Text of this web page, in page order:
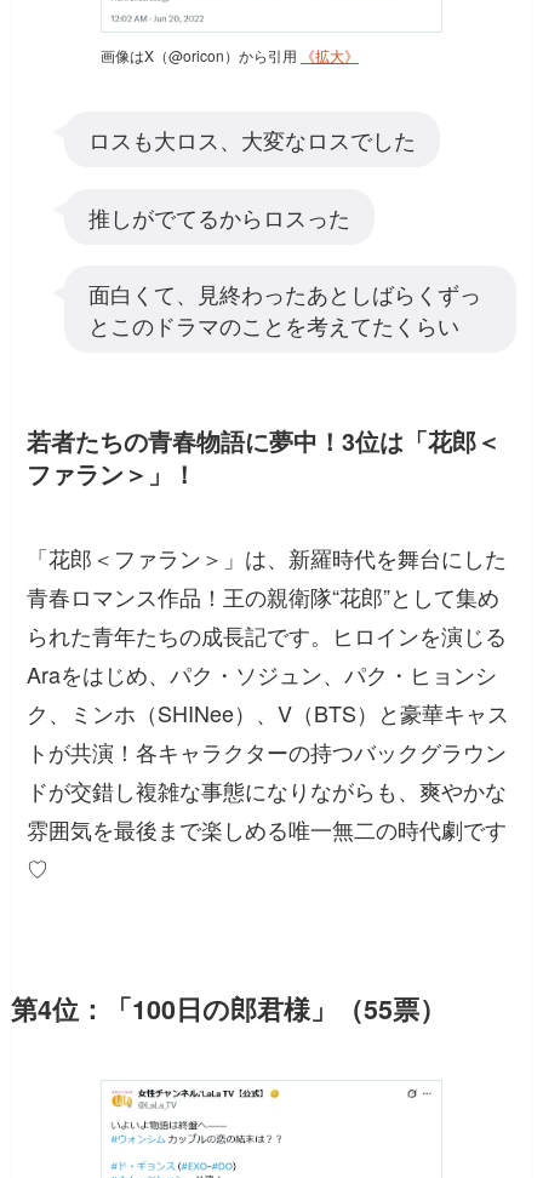
画像はX（@oricon）から引用 《拡大》
ロスも大ロス、大変なロスでした
推しがでてるからロスった
面白くて、見終わったあとしばらくずっ
とこのドラマのことを考えてたくらい
若者たちの青春物語に夢中！3位は「花郎＜
ファラン＞」！
「花郎＜ファラン＞」は、新羅時代を舞台にした
青春ロマンス作品！王の親衛隊“花郎”として集め
られた青年たちの成長記です。ヒロインを演じる
Araをはじめ、パク・ソジュン、パク・ヒョンシ
ク、ミンホ（SHINee）、V（BTS）と豪華キャス
トが共演！各キャラクターの持つバックグラウン
ドが交錯し複雑な事態になりながらも、爽やかな
雰囲気を最後まで楽しめる唯一無二の時代劇です
♡
第4位：「100日の郎君様」（55票）